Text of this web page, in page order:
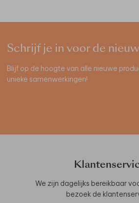
Schrijf je in voor de
Blijf op de hoogte van alle nieuwe
unieke samenwerkingen!
We zijn dagelijks bereikbaar
bezoek de